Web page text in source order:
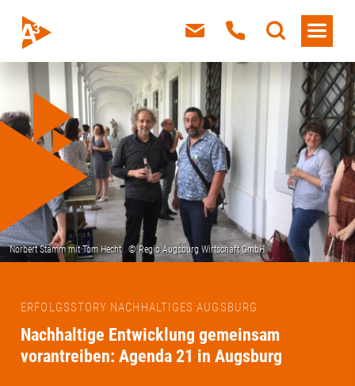
ERFOLGSSTORY NACHHALTIGES AUGSBURG
Nachhaltige Entwicklung gemeinsam
vorantreiben: Agenda 21 in Augsburg